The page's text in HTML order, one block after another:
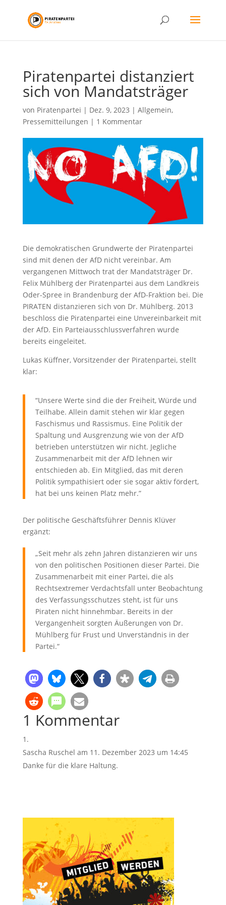
Piratenpartei distanziert
sich von Mandatsträger
von Piratenpartei | Dez. 9, 2023 | Allgemein,
Pressemitteilungen | 1 Kommentar
Die demokratischen Grundwerte der Piratenpartei
sind mit denen der AfD nicht vereinbar. Am
vergangenen Mittwoch trat der Mandatsträger Dr.
Felix Mühlberg der Piratenpartei aus dem Landkreis
Oder-Spree in Brandenburg der AfD-Fraktion bei. Die
PIRATEN distanzieren sich von Dr. Mühlberg. 2013
beschloss die Piratenpartei eine Unvereinbarkeit mit
der AfD. Ein Parteiausschlussverfahren wurde
bereits eingeleitet.
Lukas Küffner, Vorsitzender der Piratenpartei, stellt
klar:
“Unsere Werte sind die der Freiheit, Würde und
Teilhabe. Allein damit stehen wir klar gegen
Faschismus und Rassismus. Eine Politik der
Spaltung und Ausgrenzung wie von der AfD
betrieben unterstützen wir nicht. Jegliche
Zusammenarbeit mit der AfD lehnen wir
entschieden ab. Ein Mitglied, das mit deren
Politik sympathisiert oder sie sogar aktiv fördert,
hat bei uns keinen Platz mehr.”
Der politische Geschäftsführer Dennis Klüver
ergänzt:
„Seit mehr als zehn Jahren distanzieren wir uns
von den politischen Positionen dieser Partei. Die
Zusammenarbeit mit einer Partei, die als
Rechtsextremer Verdachtsfall unter Beobachtung
des Verfassungsschutzes steht, ist für uns
Piraten nicht hinnehmbar. Bereits in der
Vergangenheit sorgten Äußerungen von Dr.
Mühlberg für Frust und Unverständnis in der
Partei.“
1 Kommentar
Sascha Ruschel am 11. Dezember 2023 um 14:45
Danke für die klare Haltung.